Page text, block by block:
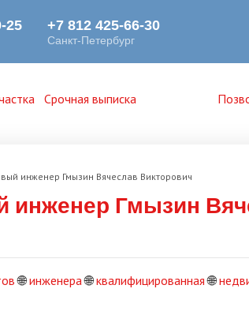
Срочная выписка
инженер Гмызин Вячеслав Викторович
инженер Гмызин
🌐инженера🌐квалифицированная🌐